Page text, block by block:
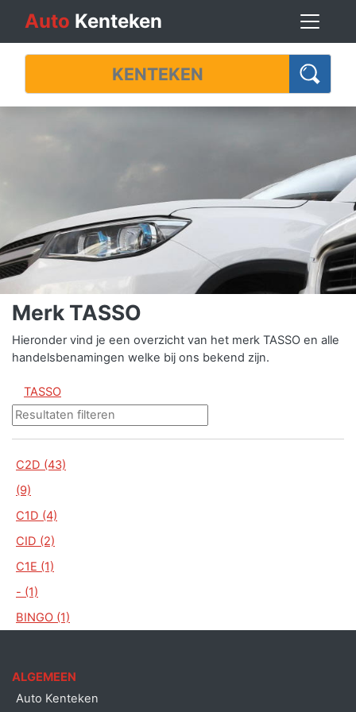
Auto Kenteken
Merk TASSO
Hieronder vind je een overzicht van het merk TASSO en alle
handelsbenamingen welke bij ons bekend zijn.
TASSO
C2D (43)
(9)
C1D (4)
CID (2)
C1E (1)
- (1)
BINGO (1)
ALGEMEEN
Auto Kenteken